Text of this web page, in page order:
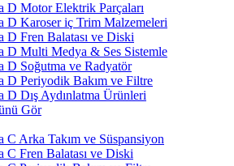
D Motor Elektrik Parçaları
D Karoser iç Trim Malzemeleri
D Fren Balatası ve Diski
D Multi Medya & Ses Sistemle
D Soğutma ve Radyatör
D Periyodik Bakım ve Filtre
D Dış Aydınlatma Ürünleri
Gör
C Arka Takım ve Süspansiyon
C Fren Balatası ve Diski